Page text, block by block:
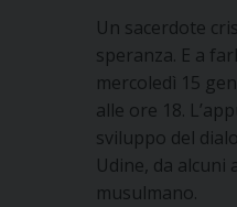
Un sacerdote
speranza. E a
mercoledì 15
alle ore 18.
sviluppo del
Udine, da alcuni
musulmano.